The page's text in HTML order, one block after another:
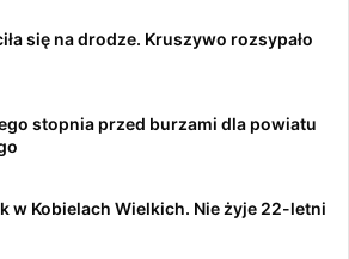
się na drodze. Kruszywo rozsypało
stopnia przed burzami dla powiatu
w Kobielach Wielkich. Nie żyje 22-letni